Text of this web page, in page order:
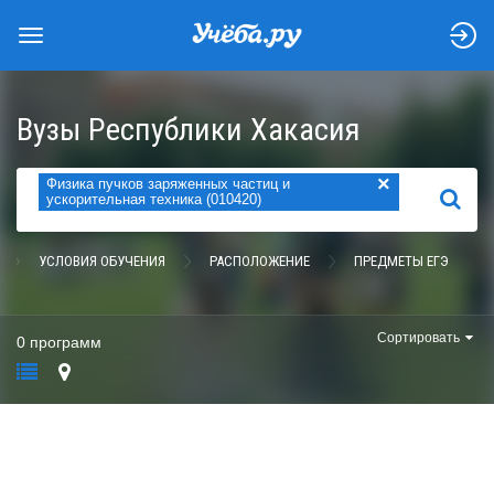
Вузы Республики Хакасия
Физика пучков заряженных частиц и
ускорительная техника (010420)
×
НАЙТИ
УСЛОВИЯ ОБУЧЕНИЯ РАСПОЛОЖЕНИЕ ПРЕДМЕТЫ ЕГЭ
0 программ Сортировать